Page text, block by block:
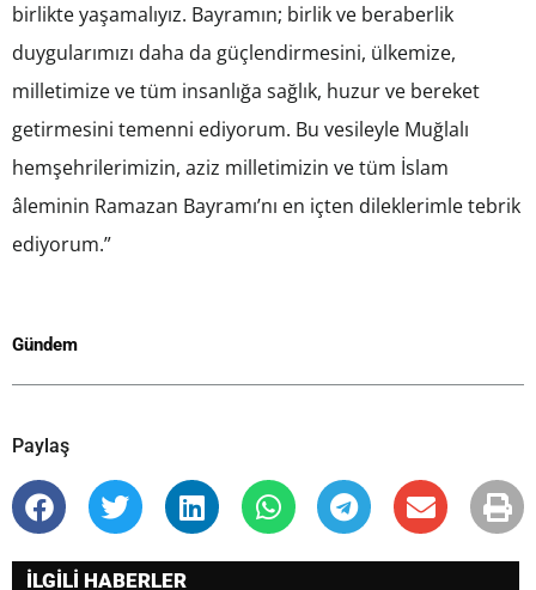
birlikte yaşamalıyız. Bayramın; birlik ve beraberlik
duygularımızı daha da güçlendirmesini, ülkemize,
milletimize ve tüm insanlığa sağlık, huzur ve bereket
getirmesini temenni ediyorum. Bu vesileyle Muğlalı
hemşehrilerimizin, aziz milletimizin ve tüm İslam
âleminin Ramazan Bayramı’nı en içten dileklerimle tebrik
ediyorum.”
Gündem
Paylaş
İLGİLİ HABERLER